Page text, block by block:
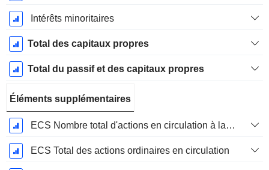
Intérêts minoritaires
Total des capitaux propres
Total du passif et des capitaux propres
Éléments supplémentaires
ECS Nombre total d'actions en circulation à la date de dépôt
ECS Total des actions ordinaires en circulation